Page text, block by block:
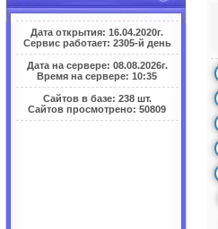
Дата открытия: 16.04.2020г.
Сервис работает: 2305-й день
Дата на сервере: 08.08.2026г.
Время на сервере: 10:35
Сайтов в базе: 238 шт.
Сайтов просмотрено: 50809